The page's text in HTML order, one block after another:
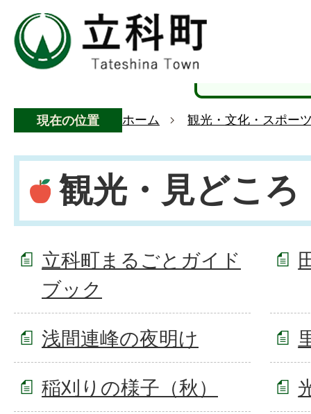
現在の位置 ホーム 観光・文化・スポー
観光・見どころ
立科町まるごとガイド
ブック
浅間連峰の夜明け
稲刈りの様子（秋）